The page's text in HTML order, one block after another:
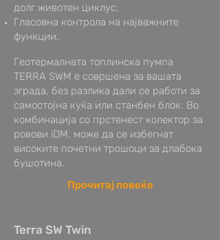
долг животен циклус,
Гласовна контрола на најважните
функции.
Геотермалната топлинска пумпа
TERRA SWM е совршена за вашата
зграда, без разлика дали се работи за
самостојна куќа или станбен блок. Во
комбинација со прстенест колектор за
ровови iDM, може да се избегнат
високите почетни трошоци за длабока
бушотина.
Прочитај повеќе
Terra SW Twin